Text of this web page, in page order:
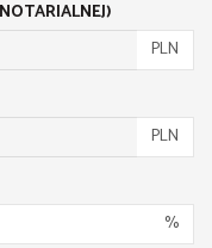
PLN
PLN
%